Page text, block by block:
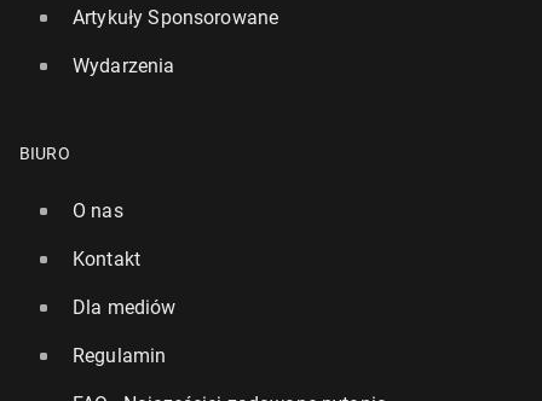
Artykuły Sponsorowane
Wydarzenia
BIURO
O nas
Kontakt
Dla mediów
Regulamin